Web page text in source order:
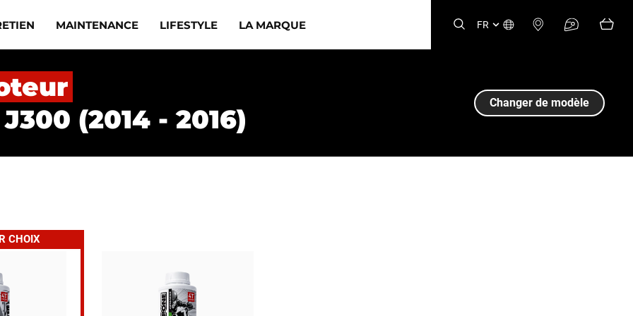
MAINTENANCE LIFESTYLE LA MARQUE FR
(2014 - 2016)
Changer de modèle
CHOIX